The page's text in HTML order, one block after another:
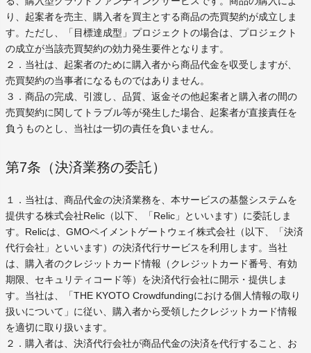
り、起案者を売主、購入者を買主とする商品の売買契約が成立しま
す。ただし、「目標達成型」プロジェクトの場合は、プロジェクト
の成立が当該売買契約の効力発生要件となります。
２．当社は、起案者のために購入者から商品代金を収受しますが、
売買契約の当事者になるものではありません。
３．商品の完成、引渡し、品質、返金その他起案者と購入者の間の
売買契約に関してトラブル等が発生した場合、起案者が直接責任を
負うものとし、当社は一切の責任を負いません。
第7条（決済業務の委託）
１．当社は、商品代金の決済業務を、本サービスの基盤システムを
提供する株式会社Relic（以下、「Relic」といいます）に委託しま
す。Relicは、GMOペイメントゲートウェイ株式会社（以下、「決済
代行会社」といいます）の決済代行サービスを利用します。当社
は、購入者のクレジットカード情報（クレジットカード番号、有効
期限、セキュリティコード等）を決済代行会社に開示・提供しま
す。当社は、「THE KYOTO Crowdfundingにおける個人情報の取り
扱いについて」に従い、購入者から受領したクレジットカード情報
を適切に取り扱います。
２．購入者は、決済代行会社が商品代金の決済を代行すること、お